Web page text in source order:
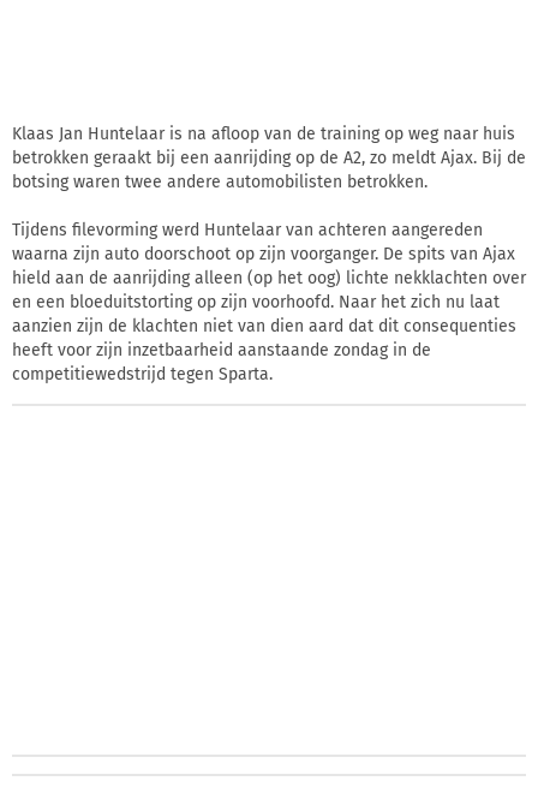
Klaas Jan Huntelaar is na afloop van de training op weg naar huis
betrokken geraakt bij een aanrijding op de A2, zo meldt Ajax. Bij de
botsing waren twee andere automobilisten betrokken.
Tijdens filevorming werd Huntelaar van achteren aangereden
waarna zijn auto doorschoot op zijn voorganger. De spits van Ajax
hield aan de aanrijding alleen (op het oog) lichte nekklachten over
en een bloeduitstorting op zijn voorhoofd. Naar het zich nu laat
aanzien zijn de klachten niet van dien aard dat dit consequenties
heeft voor zijn inzetbaarheid aanstaande zondag in de
competitiewedstrijd tegen Sparta.